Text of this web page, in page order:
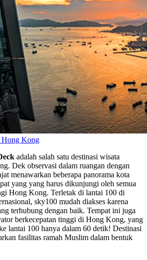
Hong Kong
adalah salah satu destinasi wisata
Dek observasi dalam ruangan dengan
menawarkan beberapa panorama kota
yang yang harus dikunjungi oleh semua
Hong Kong. Terletak di lantai 100 di
sky100 mudah diakses karena
terhubung dengan baik. Tempat ini juga
berkecepatan tinggi di Hong Kong, yang
lantai 100 hanya dalam 60 detik! Destinasi
fasilitas ramah Muslim dalam bentuk